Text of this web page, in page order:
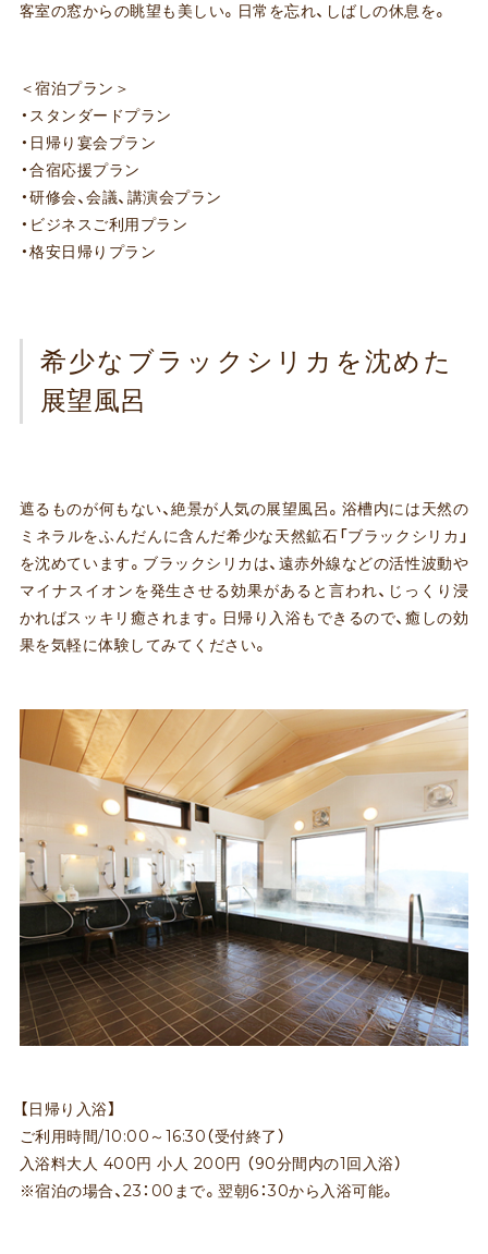
客室の窓からの眺望も美しい。日常を忘れ、しばしの休息を。
＜宿泊プラン＞
・スタンダードプラン
・日帰り宴会プラン
・合宿応援プラン
・研修会、会議、講演会プラン
・ビジネスご利用プラン
・格安日帰りプラン
希少なブラックシリカを沈めた
展望風呂
遮るものが何もない、絶景が人気の展望風呂。浴槽内には天然の
ミネラルをふんだんに含んだ希少な天然鉱石「ブラックシリカ」
を沈めています。ブラックシリカは、遠赤外線などの活性波動や
マイナスイオンを発生させる効果があると言われ、じっくり浸
かればスッキリ癒されます。日帰り入浴もできるので、癒しの効
果を気軽に体験してみてください。
【日帰り入浴】
ご利用時間/10:00～16:30（受付終了）
入浴料大人 400円 小人 200円 （90分間内の1回入浴）
※宿泊の場合、23：00まで。翌朝6：30から入浴可能。